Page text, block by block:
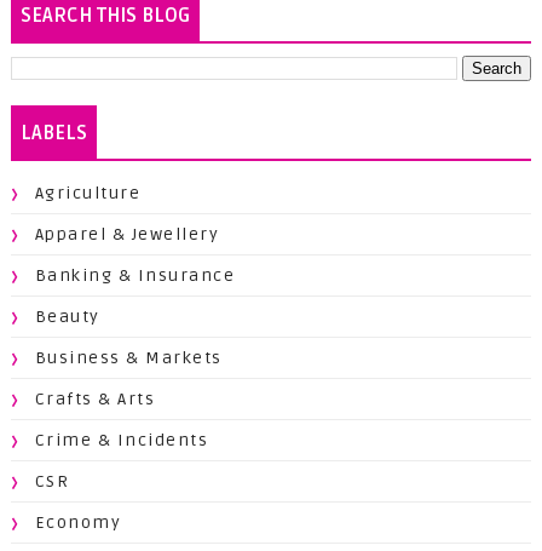
SEARCH THIS BLOG
LABELS
Agriculture
Apparel & Jewellery
Banking & Insurance
Beauty
Business & Markets
Crafts & Arts
Crime & Incidents
CSR
Economy